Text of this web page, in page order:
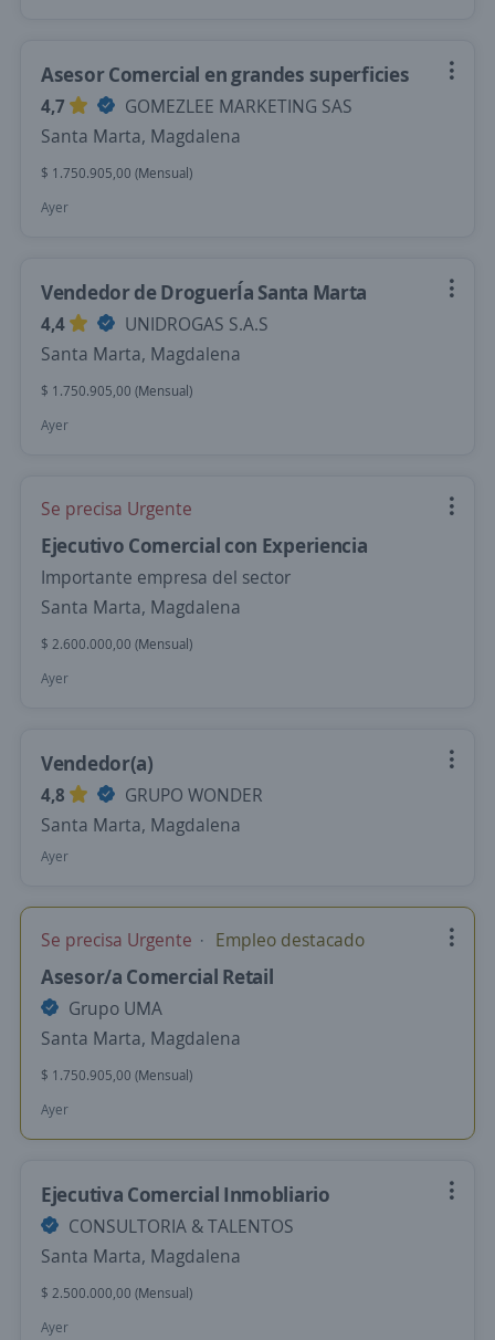
Asesor Comercial en grandes superficies
4,7
GOMEZLEE MARKETING SAS
Santa Marta, Magdalena
$ 1.750.905,00 (Mensual)
Ayer
Vendedor de DroguerÍa Santa Marta
4,4
UNIDROGAS S.A.S
Santa Marta, Magdalena
$ 1.750.905,00 (Mensual)
Ayer
Se precisa Urgente
Ejecutivo Comercial con Experiencia
Importante empresa del sector
Santa Marta, Magdalena
$ 2.600.000,00 (Mensual)
Ayer
Vendedor(a)
4,8
GRUPO WONDER
Santa Marta, Magdalena
Ayer
Se precisa Urgente Empleo destacado
Asesor/a Comercial Retail
Grupo UMA
Santa Marta, Magdalena
$ 1.750.905,00 (Mensual)
Ayer
Ejecutiva Comercial Inmobliario
CONSULTORIA & TALENTOS
Santa Marta, Magdalena
$ 2.500.000,00 (Mensual)
Ayer